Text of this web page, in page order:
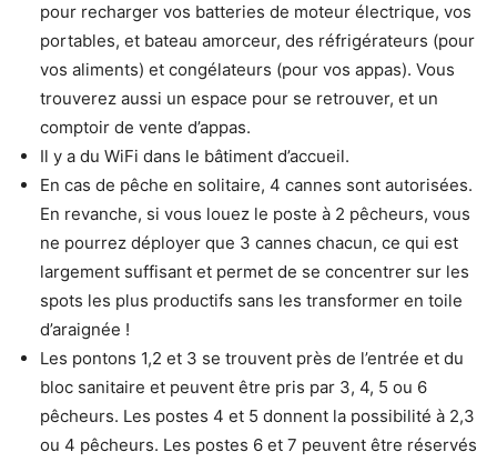
pour recharger vos batteries de moteur électrique, vos
portables, et bateau amorceur, des réfrigérateurs (pour
vos aliments) et congélateurs (pour vos appas). Vous
trouverez aussi un espace pour se retrouver, et un
comptoir de vente d’appas.
Il y a du WiFi dans le bâtiment d’accueil.
En cas de pêche en solitaire, 4 cannes sont autorisées.
En revanche, si vous louez le poste à 2 pêcheurs, vous
ne pourrez déployer que 3 cannes chacun, ce qui est
largement suffisant et permet de se concentrer sur les
spots les plus productifs sans les transformer en toile
d’araignée !
Les pontons 1,2 et 3 se trouvent près de l’entrée et du
bloc sanitaire et peuvent être pris par 3, 4, 5 ou 6
pêcheurs. Les postes 4 et 5 donnent la possibilité à 2,3
ou 4 pêcheurs. Les postes 6 et 7 peuvent être réservés